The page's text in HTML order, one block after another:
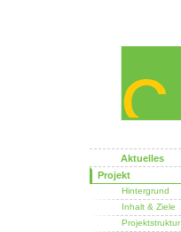
Aktuelles
Projekt
Hintergrund
Inhalt & Ziele
Projektstruktur